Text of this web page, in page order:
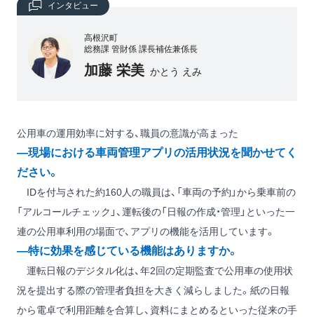
インタビュー
高根沢町
総務課 管財係 課長補佐兼係長
加藤 栄美 かとう えみ
公用車の運用効率に対する、職員の意識が高まった
―現場における車両管理アプリの活用状況を聞かせてく
ださい。
IDを付与された約160人の職員は、「車両の予約」から乗車前の
「アルコールチェック」、運転後の「日報の作成・管理」といった一
連の公用車利用の場面で、アプリの機能を活用しています。
―特に効果を感じている機能はありますか。
運転日報のデジタル化は、年2回の定期監査で公用車の使用状
況を提出する際の管理者負担を大きく減らしました。紙の日報
から電卓で利用距離を合算し、資料にまとめるといった従来の手